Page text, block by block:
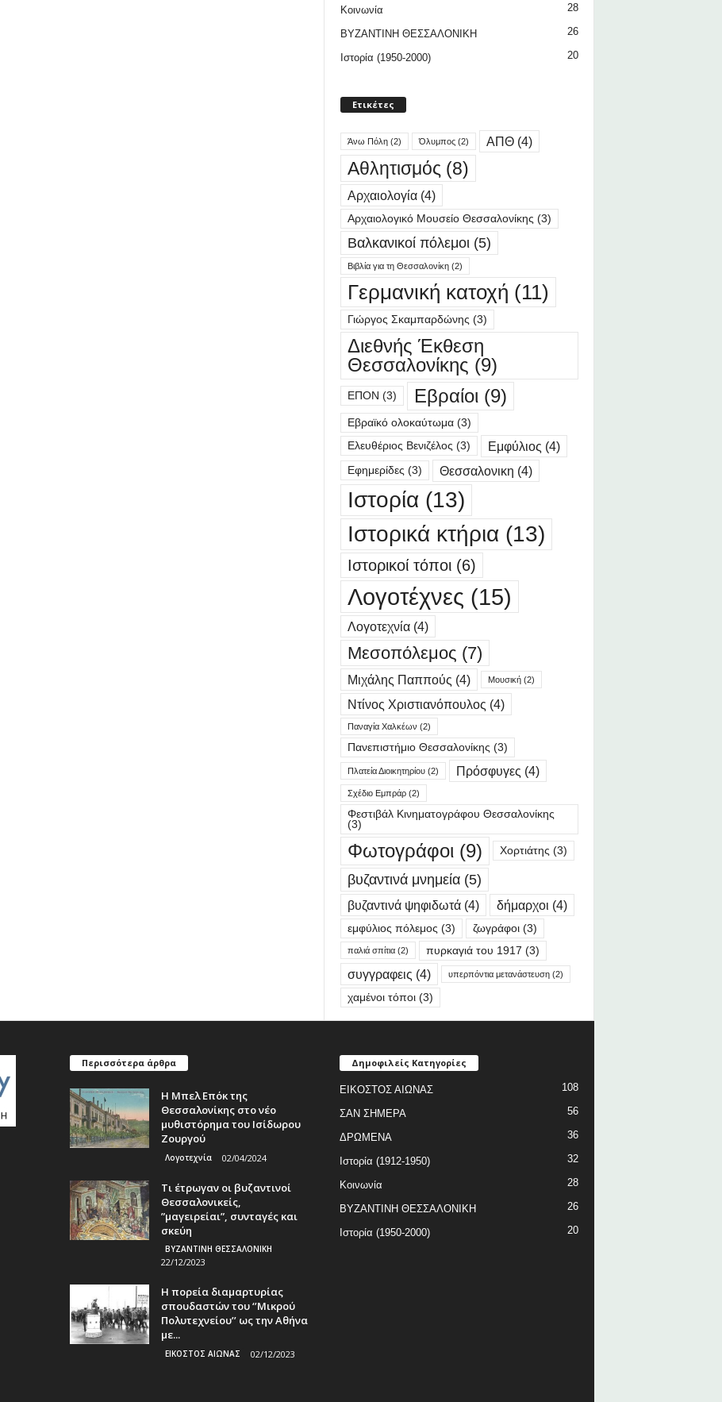
Κοινωνία 28
ΒΥΖΑΝΤΙΝΗ ΘΕΣΣΑΛΟΝΙΚΗ 26
Ιστορία (1950-2000) 20
Ετικέτες
Άνω Πόλη(2) Όλυμπος(2) ΑΠΘ(4)
Αθλητισμός (8)
Αρχαιολογία(4)
Αρχαιολογικό Μουσείο Θεσσαλονίκης (3)
Βαλκανικοί πόλεμοι (5)
Βιβλία για τη Θεσσαλονίκη(2)
Γερμανική κατοχή (11)
Γιώργος Σκαμπαρδώνης (3)
Διεθνής Έκθεση
Θεσσαλονίκης (9)
ΕΠΟΝ (3) Εβραίοι (9)
Εβραϊκό ολοκαύτωμα(3)
Ελευθέριος Βενιζέλος (3) Εμφύλιος (4)
Εφημερίδες (3) Θεσσαλονικη (4)
Ιστορία(13)
Ιστορικά κτήρια(13)
Ιστορικοί τόποι(6)
Λογοτέχνες (15)
Λογοτεχνία(4)
Μεσοπόλεμος (7)
Μιχάλης Παππούς (4) Μουσική(2)
Ντίνος Χριστιανόπουλος (4)
Παναγία Χαλκέων (2)
Πανεπιστήμιο Θεσσαλονίκης (3)
Πλατεία Διοικητηρίου(2) Πρόσφυγες (4)
Σχέδιο Εμπράρ(2)
Φεστιβάλ Κινηματογράφου Θεσσαλονίκης
(3)
Φωτογράφοι (9) Χορτιάτης (3)
βυζαντινά μνημεία(5)
βυζαντινά ψηφιδωτά(4) δήμαρχοι (4)
εμφύλιος πόλεμος (3) ζωγράφοι(3)
παλιά σπίτια(2) πυρκαγιά του 1917 (3)
συγγραφεις (4) υπερπόντια μετανάστευση(2)
χαμένοι τόποι(3)
Περισσότερα άρθρα
Η Μπελ Επόκ της
Θεσσαλονίκης στο νέο
μυθιστόρημα του Ισίδωρου
Ζουργού
Λογοτεχνία 02/04/2024
Τι έτρωγαν οι βυζαντινοί
Θεσσαλονικείς,
”μαγειρείαι”, συνταγές και
σκεύη
ΒΥΖΑΝΤΙΝΗ ΘΕΣΣΑΛΟΝΙΚΗ
22/12/2023
Η πορεία διαμαρτυρίας
σπουδαστών του ‘’Μικρού
Πολυτεχνείου’’ ως την Αθήνα
με...
ΕΙΚΟΣΤΟΣ ΑΙΩΝΑΣ 02/12/2023
Δημοφιλείς Κατηγορίες
ΕΙΚΟΣΤΟΣ ΑΙΩΝΑΣ 108
ΣΑΝ ΣΗΜΕΡΑ 56
ΔΡΩΜΕΝΑ 36
Ιστορία (1912-1950) 32
Κοινωνία 28
ΒΥΖΑΝΤΙΝΗ ΘΕΣΣΑΛΟΝΙΚΗ 26
Ιστορία (1950-2000) 20